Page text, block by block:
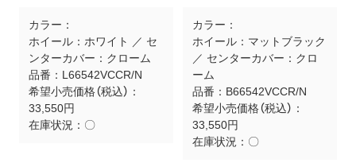
カラー：
ホイール：ホワイト ／ セ
ンターカバー：クローム
品番： L66542VCCR/N
希望小売価格（税込）：
33,550円
在庫状況： 〇
カラー：
ホイール：マットブラック
／ センターカバー：クロ
ーム
品番： B66542VCCR/N
希望小売価格（税込）：
33,550円
在庫状況： 〇